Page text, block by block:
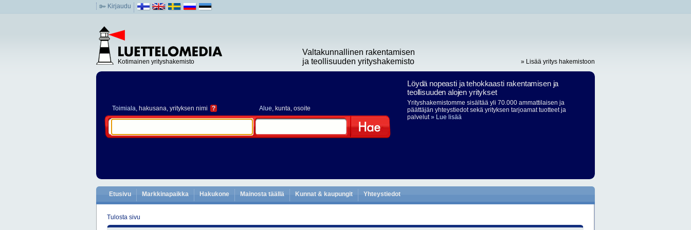
Kirjaudu
Kotimainen yrityshakemisto
Valtakunnallinen rakentamisen
ja teollisuuden yrityshakemisto
» Lisää yritys hakemistoon
Toimiala, hakusana, yrityksen nimi ? Alue, kunta, osoite
Löydä nopeasti ja tehokkaasti rakentamisen ja
teollisuuden alojen yritykset
Yrityshakemistomme sisältää yli 70.000 ammattilaisen ja
päättäjän yhteystiedot sekä yrityksen tarjoamat tuotteet ja
palvelut» Lue lisää
Etusivu Markkinapaikka Hakukone Mainosta täällä Kunnat & kaupungit Yhteystiedot
Tulosta sivu